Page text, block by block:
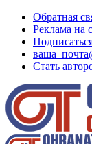
Обратная
Реклама на
Стать